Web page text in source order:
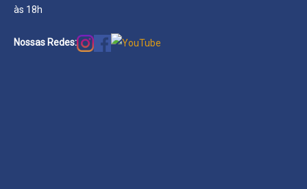
às 18h
Nossas Redes: